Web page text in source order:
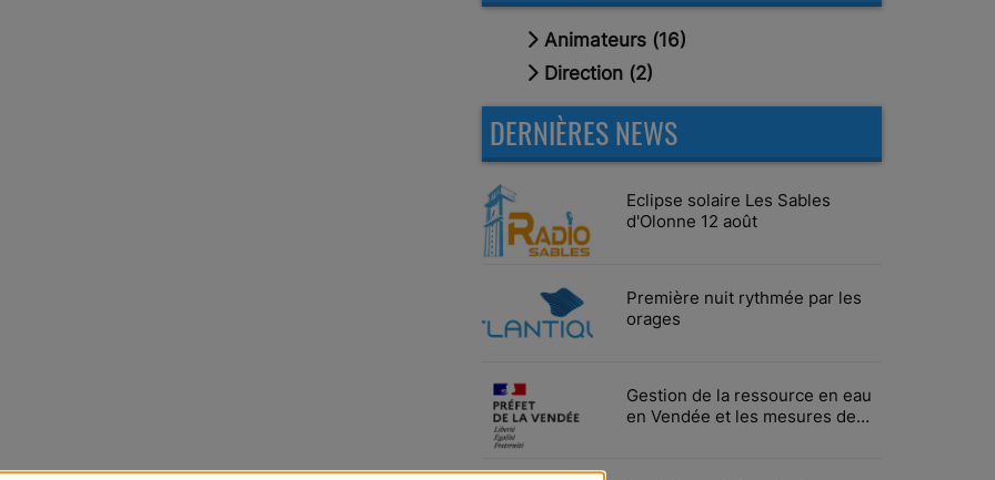
Animateurs (16)
Direction (2)
DERNIÈRES NEWS
Eclipse solaire Les Sables
d'Olonne 12 août
Première nuit rythmée par les
orages
Gestion de la ressource en eau
en Vendée et les mesures de